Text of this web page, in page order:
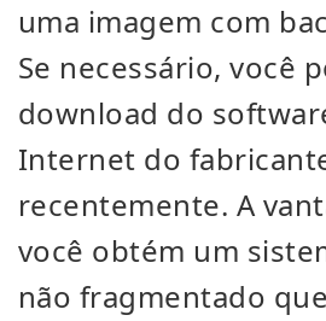
uma imagem com
Se necessário, você
download do
Internet do
recentemente. A
você obtém um
não fragmentado